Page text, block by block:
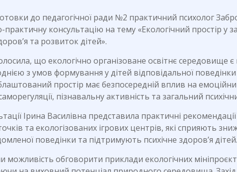
до педагогічної ради №2 практичний психолог
консультацію на тему «Екологічний простір у
та розвиток дітей».
що екологічно організоване освітнє
з умов формування у дітей відповідальної
простір має безпосередній вплив на
пізнавальну активність та загальний
Ірина Василівна представила практичні
та екологізованих ігрових центрів, які сприяють
поведінки та підтримують психічне здоров’я дітей.
можливість обговорити приклади екологічних